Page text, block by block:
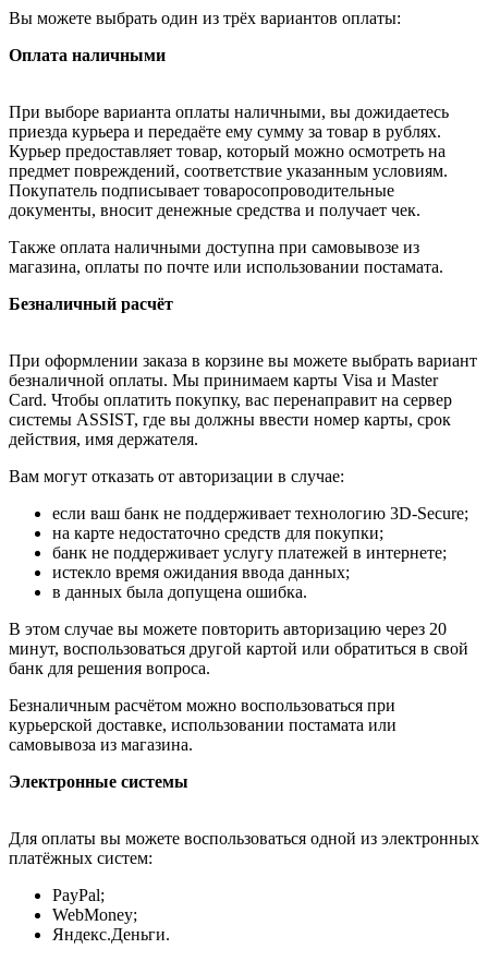
Вы можете выбрать один из трёх вариантов оплаты:
Оплата наличными
При выборе варианта оплаты наличными, вы дожидаетесь
приезда курьера и передаёте ему сумму за товар в рублях.
Курьер предоставляет товар, который можно осмотреть на
предмет повреждений, соответствие указанным условиям.
Покупатель подписывает товаросопроводительные
документы, вносит денежные средства и получает чек.
Также оплата наличными доступна при самовывозе из
магазина, оплаты по почте или использовании постамата.
Безналичный расчёт
При оформлении заказа в корзине вы можете выбрать вариант
безналичной оплаты. Мы принимаем карты Visa и Master
Card. Чтобы оплатить покупку, вас перенаправит на сервер
системы ASSIST, где вы должны ввести номер карты, срок
действия, имя держателя.
Вам могут отказать от авторизации в случае:
если ваш банк не поддерживает технологию 3D-Secure;
на карте недостаточно средств для покупки;
банк не поддерживает услугу платежей в интернете;
истекло время ожидания ввода данных;
в данных была допущена ошибка.
В этом случае вы можете повторить авторизацию через 20
минут, воспользоваться другой картой или обратиться в свой
банк для решения вопроса.
Безналичным расчётом можно воспользоваться при
курьерской доставке, использовании постамата или
самовывоза из магазина.
Электронные системы
Для оплаты вы можете воспользоваться одной из электронных
платёжных систем:
PayPal;
WebMoney;
Яндекс.Деньги.